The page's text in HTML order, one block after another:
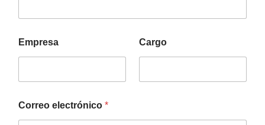
Empresa Cargo
Correo electrónico *